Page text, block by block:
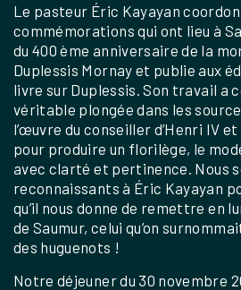
Le pasteur Éric Kayayan
commémorations qui ont lieu à
du 400 ème anniversaire de la
Duplessis Mornay et publie aux
livre sur Duplessis. Son travail a
véritable plongée dans les
l’œuvre du conseiller d’Henri IV
pour produire un florilège, le
avec clarté et pertinence. Nous
reconnaissants à Éric Kayayan
qu’il nous donne de remettre en
de Saumur, celui qu’on
des huguenots !
Notre déjeuner du 30 novembre